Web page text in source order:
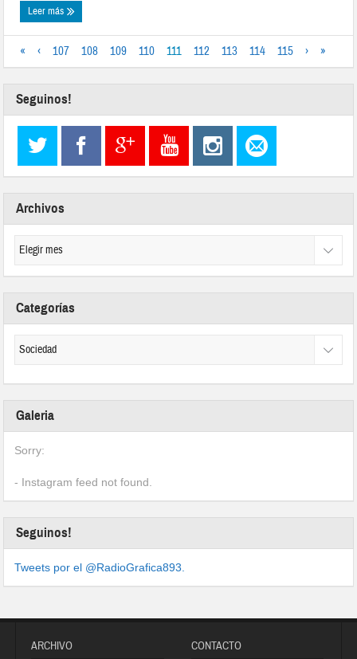
Leer más
« ‹ 107 108 109 110 111 112 113 114 115 › »
Seguinos!
Archivos
Categorías
Galeria
Sorry:
- Instagram feed not found.
Seguinos!
Tweets por el @RadioGrafica893.
ARCHIVO CONTACTO